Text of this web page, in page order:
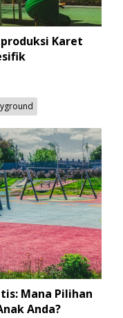
Karet
Mana Pilihan
Anda?